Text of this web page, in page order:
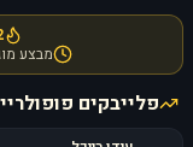
מבצע
פלייבקים